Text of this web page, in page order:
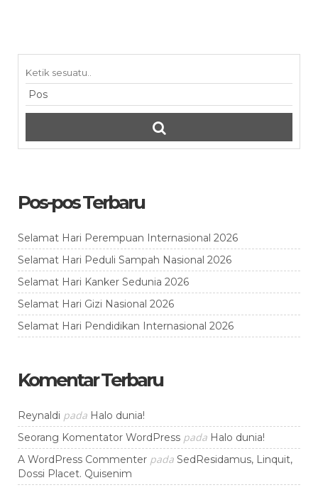
Pos-pos Terbaru
Selamat Hari Perempuan Internasional 2026
Selamat Hari Peduli Sampah Nasional 2026
Selamat Hari Kanker Sedunia 2026
Selamat Hari Gizi Nasional 2026
Selamat Hari Pendidikan Internasional 2026
Komentar Terbaru
Reynaldi pada Halo dunia!
Seorang Komentator WordPress pada Halo dunia!
A WordPress Commenter pada SedResidamus, Linquit,
Dossi Placet. Quisenim